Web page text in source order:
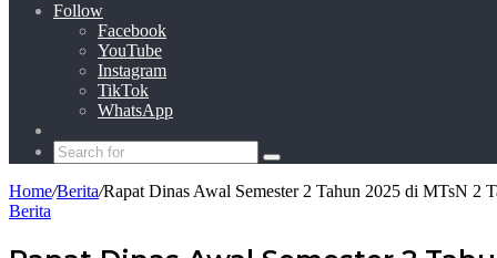
Follow
Facebook
YouTube
Instagram
TikTok
WhatsApp
skin
Search
Home/Berita/Rapat Dinas Awal Semester 2 Tahun 2025 di MTsN 2
Berita